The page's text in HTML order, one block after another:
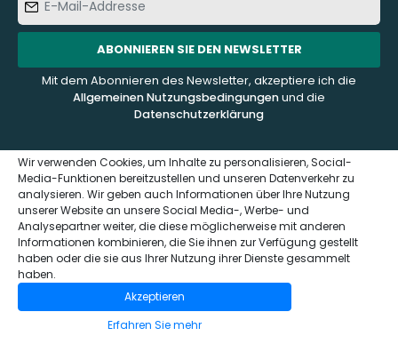
Mail-
Addresse
ABONNIEREN SIE DEN NEWSLETTER
Mit dem Abonnieren des Newsletter, akzeptiere ich die
Allgemeinen Nutzungsbedingungenund die
Datenschutzerklärung
KUNDENDIENST
Kontaktieren Sie uns
Impressum und
Datenschutzerklärung
(GDPR)
ÜBER UNS
Häufig gestellte Fragen -
FAQ
Wir verwenden Cookies, um Inhalte zu personalisieren, Social-
Media-Funktionen bereitzustellen und unseren Datenverkehr zu
analysieren. Wir geben auch Informationen über Ihre Nutzung
unserer Website an unsere Social Media-, Werbe- und
Analysepartner weiter, die diese möglicherweise mit anderen
Informationen kombinieren, die Sie ihnen zur Verfügung gestellt
haben oder die sie aus Ihrer Nutzung ihrer Dienste gesammelt
haben.
Akzeptieren
Erfahren Sie mehr